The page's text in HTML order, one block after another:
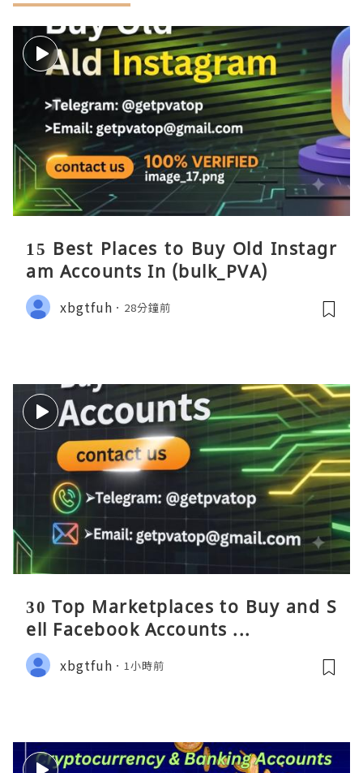
15 Best Places to Buy Old Instagr
am Accounts In (bulk_PVA)
xbgtfuh 28分鐘前
30 Top Marketplaces to Buy and S
ell Facebook Accounts ...
xbgtfuh 1小時前